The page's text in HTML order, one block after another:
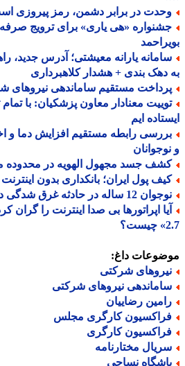
در برابر دشمن، رمز پیروزی است
«هی یاری» برای ترویج صرفه
یارانه معیشتی؛ آدرس جدید،
دهک بندی + هشدار کلاهبرداری
مستقیم ساماندهی نیروهای
معنادار معاون پزشکیان: با تمام
ایم
رابطه مستقیم افزایش دما و
جسد مجهول الهویه در محدوده
پول ایران؛ بانکداری بدون اینترنت برای 90 میلیون
ساله در حادثه غرق شدگی در میبد جان باخت
اپراتورها بی صدا اینترنت را گران
داغ:
شرکتی
نیروهای شرکتی
رضاییان
کارگری مجلس
کارگری
مختارنامه
نساجی